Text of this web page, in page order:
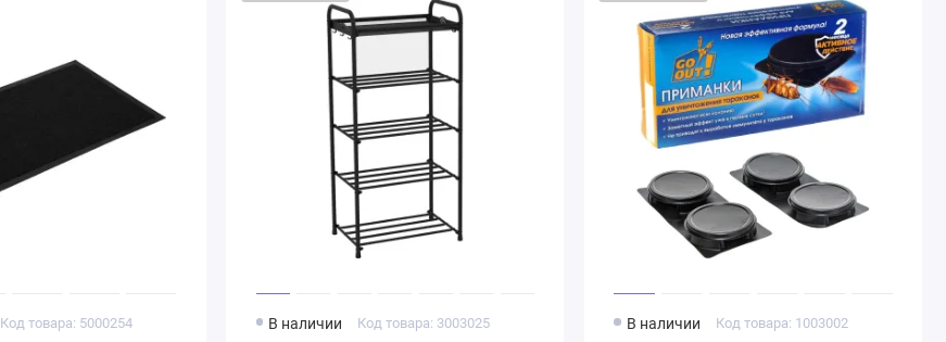
Код товара: 5000254 В наличии Код товара: 3003025 В наличии Код товара: 1003002